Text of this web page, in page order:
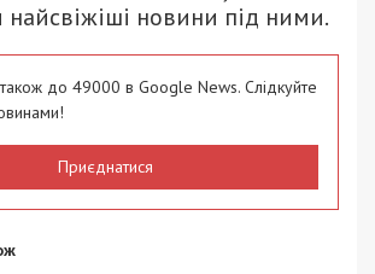
новини під ними.
до 49000 в Google News. Слідкуйте
Приєднатися